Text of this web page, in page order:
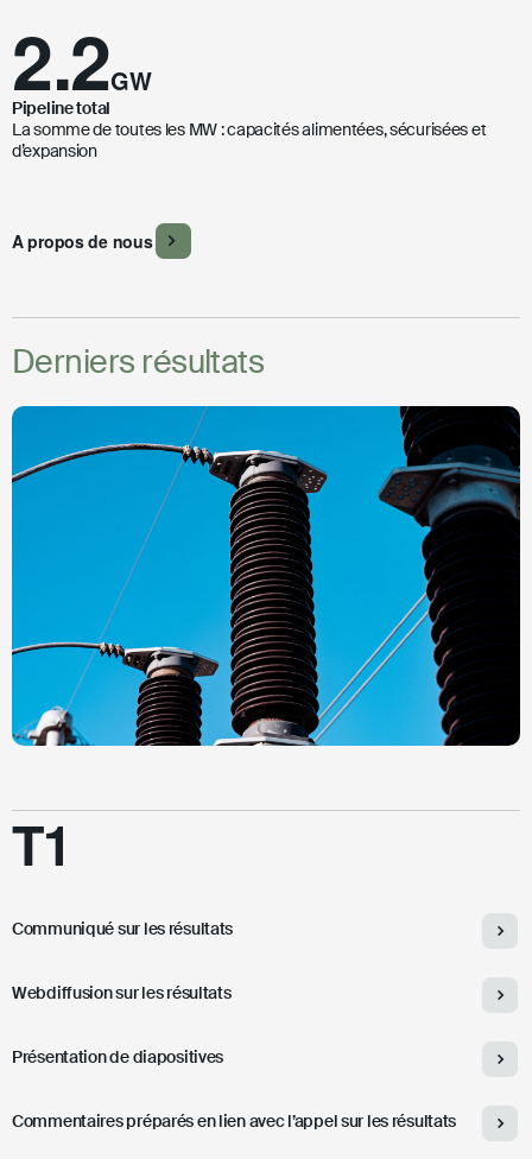
2.2GW
Pipeline total
La somme de toutes les MW : capacités alimentées, sécurisées et
d’expansion
A propos de nous
Derniers résultats
T1
Communiqué sur les résultats
Webdiffusion sur les résultats
Présentation de diapositives
Commentaires préparés en lien avec l’appel sur les résultats